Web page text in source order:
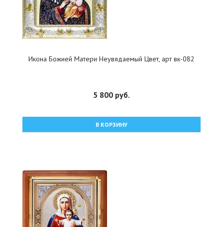
Икона Божией Матери Неувядаемый Цвет, арт вк-082
5 800 руб.
В КОРЗИНУ